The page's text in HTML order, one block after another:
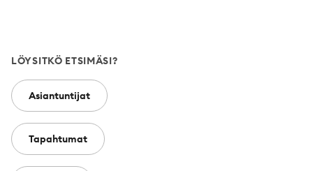
LÖYSITKÖ ETSIMÄSI?
Asiantuntijat
Tapahtumat